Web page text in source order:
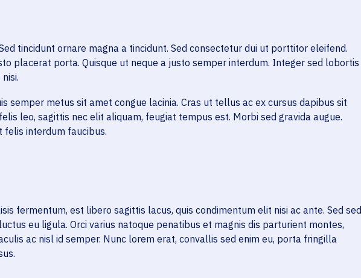
tincidunt ornare magna a tincidunt. Sed consectetur dui ut porttitor eleifend.
placerat porta. Quisque ut neque a justo semper interdum. Integer sed lobortis
semper metus sit amet congue lacinia. Cras ut tellus ac ex cursus dapibus sit
leo, sagittis nec elit aliquam, feugiat tempus est. Morbi sed gravida augue.
felis interdum faucibus.
fermentum, est libero sagittis lacus, quis condimentum elit nisi ac ante. Sed sed
eu ligula. Orci varius natoque penatibus et magnis dis parturient montes,
ac nisl id semper. Nunc lorem erat, convallis sed enim eu, porta fringilla